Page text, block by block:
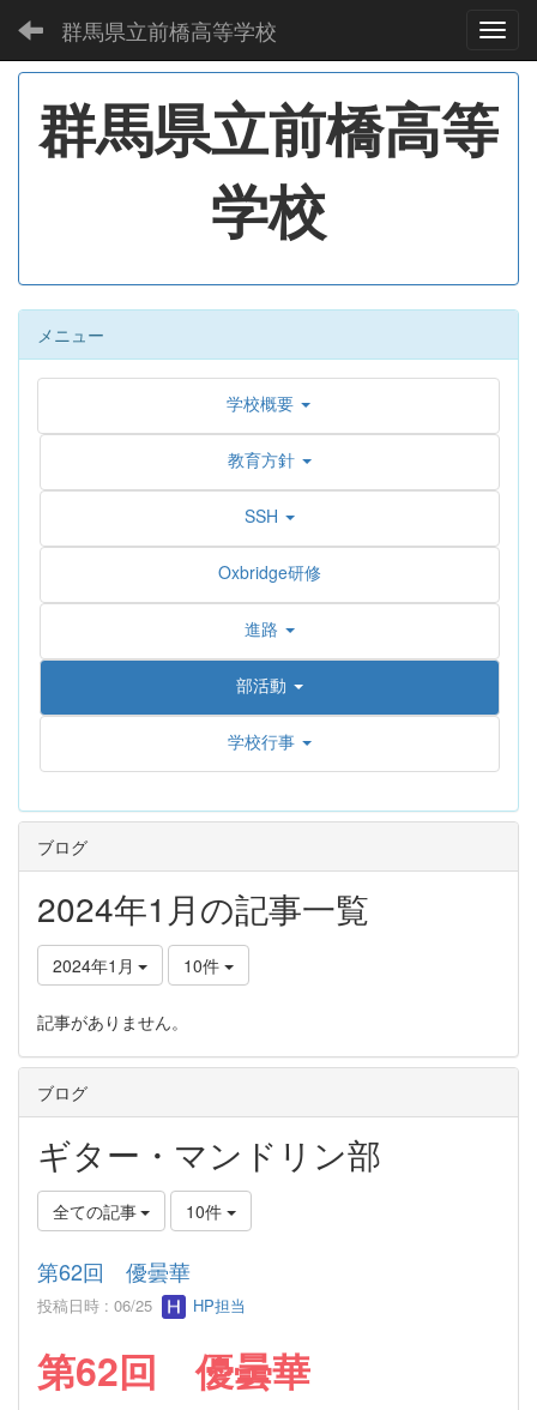
群馬県立前橋高等学校
群馬県立前橋高等
学校
メニュー
学校概要
教育方針
SSH
Oxbridge研修
進路
部活動
学校行事
ブログ
2024年1月の記事一覧
2024年1月 10件
記事がありません。
ブログ
ギター・マンドリン部
全ての記事 10件
第62回 優曇華
投稿日時 : 06/25 HP担当
第62回 優曇華